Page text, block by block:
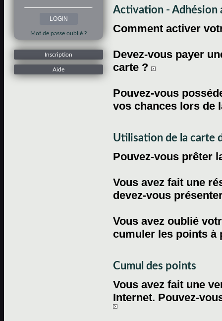
Mot de passe oublié ?
Inscription
Aide
Activation - Adhésion
Comment activer
Devez-vous payer
carte ?
Pouvez-vous
vos chances lors de
Utilisation de la carte
Pouvez-vous prêter
Vous avez fait une
devez-vous
Vous avez oublié
cumuler les points
Cumul des points
Vous avez fait une
Internet. Pouvez-